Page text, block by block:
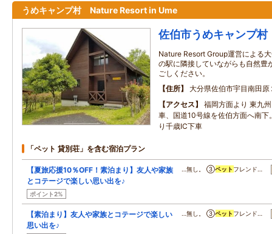
うめキャンプ村 Nature Resort in Ume
佐伯市うめキャンプ村
Nature Resort Group運営による
の駅に隣接していながらも自然豊
ごしください。
住所
大分県佐伯市宇目南田
アクセス
福岡方面より 東九
車、国道10号線を佐伯方面へ南下
り千歳IC下車
「ペット 貸別荘」を含む宿泊プラン
【夏旅応援10％OFF！素泊まり】友人や家族
とコテージで楽しい思い出を♪
ポイント2%
…無し。 ③ペット フレンド…
【素泊まり】友人や家族とコテージで楽しい
思い出を♪
…無し。 ③ペット フレンド…